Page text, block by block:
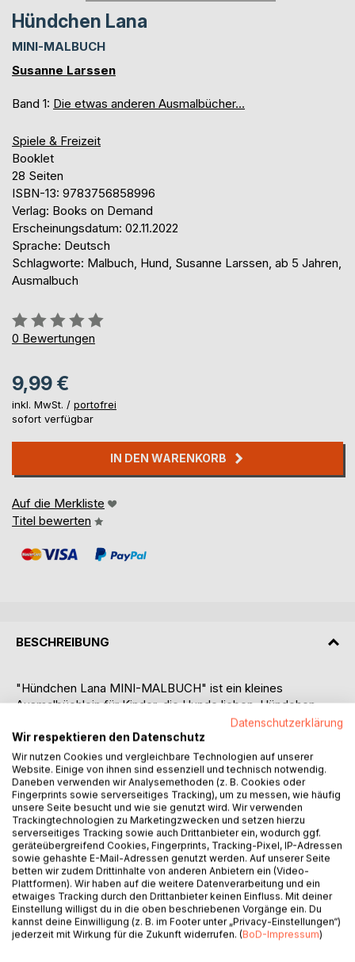
Hündchen Lana
MINI-MALBUCH
Susanne Larssen
Band 1: Die etwas anderen Ausmalbücher...
Spiele & Freizeit
Booklet
28 Seiten
ISBN-13: 9783756858996
Verlag: Books on Demand
Erscheinungsdatum: 02.11.2022
Sprache: Deutsch
Schlagworte: Malbuch, Hund, Susanne Larssen, ab 5 Jahren,
Ausmalbuch
Bewertung::
0%
0 Bewertungen
9,99 €
inkl. MwSt. / portofrei
sofort verfügbar
IN DEN WARENKORB
Auf die Merkliste
Titel bewerten
BESCHREIBUNG
"Hündchen Lana MINI-MALBUCH" ist ein kleines
Ausmalbüchlein für Kinder, die Hunde lieben. Hündchen
Lana ist so süß! Da macht es ganz viel Spaß, auszumalen...
"Das etwas andere Ausmalbuch" gehört zu einer Reihe von
MINI- und MAXI-MALBÜCHERN, die Kindern ermöglichen,
nach Fotovorlagen, die ganz reizend sind, ihrer Kreativität
freien Lauf beim Ausmalen zu lassen. Freude durch Liebe
zum Tier! Das wird hier auf kindgerechte Weise
ermöglicht...
Dieses Buch gibt es übrigens auch als MAXI-MALBUCH im
Format 21 x 21 cm. Das glatte Fotobrillant-Papier ist bei
beiden Büchern - obwohl man auf den ersten Blick
zweifeln mag - zum Ausmalen mit Bunt- und Filzstiften
bestens geeignet!
Datenschutzerklärung
Wir respektieren den Datenschutz
Wir nutzen Cookies und vergleichbare Technologien auf unserer
Website. Einige von ihnen sind essenziell und technisch notwendig.
Daneben verwenden wir Analysemethoden (z. B. Cookies oder
Fingerprints sowie serverseitiges Tracking), um zu messen, wie häufig
unsere Seite besucht und wie sie genutzt wird. Wir verwenden
Trackingtechnologien zu Marketingzwecken und setzen hierzu
serverseitiges Tracking sowie auch Drittanbieter ein, wodurch ggf.
geräteübergreifend Cookies, Fingerprints, Tracking-Pixel, IP-Adressen
sowie gehashte E-Mail-Adressen genutzt werden. Auf unserer Seite
betten wir zudem Drittinhalte von anderen Anbietern ein (Video-
Plattformen). Wir haben auf die weitere Datenverarbeitung und ein
etwaiges Tracking durch den Drittanbieter keinen Einfluss. Mit deiner
Einstellung willigst du in die oben beschriebenen Vorgänge ein. Du
kannst deine Einwilligung (z. B. im Footer unter „Privacy-Einstellungen“)
jederzeit mit Wirkung für die Zukunft widerrufen. (BoD-Impressum)